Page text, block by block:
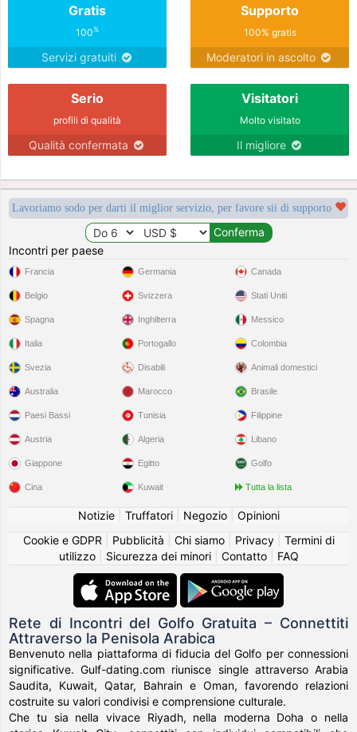
Gratis
100%
Servizi gratuiti
Supporto
100% gratis
Moderatori in ascolto
Serio
profili di qualità
Qualità confermata
Visitatori
Molto visitato
Il migliore
Lavoriamo sodo per darti il miglior servizio, per favore sii di supporto
Incontri per paese
Francia
Belgio
Spagna
Italia
Svezia
Germania
Svizzera
Inghilterra
Portogallo
Disabili
Canada
Stati Uniti
Messico
Colombia
Animali domestici
Australia
Paesi Bassi
Austria
Giappone
Cina
Marocco
Tunisia
Algeria
Egitto
Kuwait
Brasile
Filippine
Libano
Golfo
Tutta la lista
Notizie| Truffatori| Negozio| Opinioni
Cookie e GDPR
Pubblicità Chi siamo| Privacy| Termini di
utilizzo| Sicurezza dei minori| Contatto| FAQ
Rete di Incontri del Golfo Gratuita – Connettiti
Attraverso la Penisola Arabica
Benvenuto nella piattaforma di fiducia del Golfo per connessioni
significative. Gulf-dating.com riunisce single attraverso Arabia
Saudita, Kuwait, Qatar, Bahrain e Oman, favorendo relazioni
costruite su valori condivisi e comprensione culturale.
Che tu sia nella vivace Riyadh, nella moderna Doha o nella